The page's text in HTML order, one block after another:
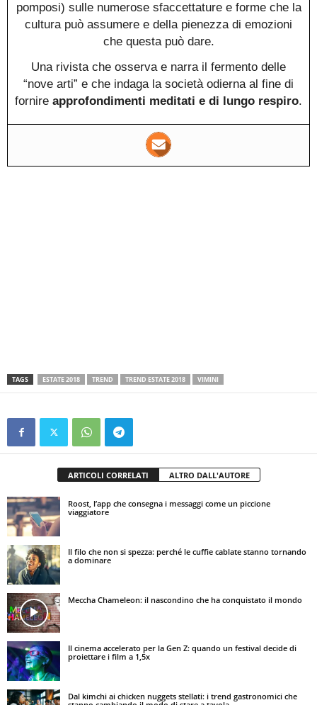
pomposi) sulle numerose sfaccettature e forme che la
cultura può assumere e della pienezza di emozioni
che questa può dare.
Una rivista che osserva e narra il fermento delle
“nove arti” e che indaga la società odierna al fine di
fornire approfondimenti meditati e di lungo respiro.
TAGS ESTATE 2018 TREND TREND ESTATE 2018 VIMINI
ARTICOLI CORRELATI ALTRO DALL'AUTORE
Roost, l’app che consegna i messaggi come un piccione
viaggiatore
Il filo che non si spezza: perché le cuffie cablate stanno tornando
a dominare
Meccha Chameleon: il nascondino che ha conquistato il mondo
Il cinema accelerato per la Gen Z: quando un festival decide di
proiettare i film a 1,5x
Dal kimchi ai chicken nuggets stellati: i trend gastronomici che